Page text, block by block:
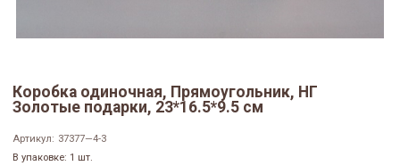
Коробка одиночная, Прямоугольник, НГ
Золотые подарки, 23*16.5*9.5 см
Артикул: 37377—4-3
В упаковке: 1 шт.